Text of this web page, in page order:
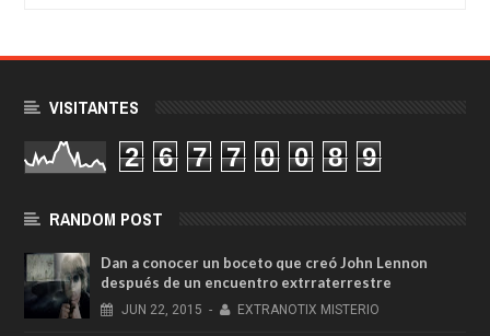
VISITANTES
2 6 7 7 0 0 8 9
RANDOM POST
Dan a conocer un boceto que creó John Lennon
después de un encuentro extrraterrestre
JUN 22, 2015 - EXTRANOTIX MISTERIO